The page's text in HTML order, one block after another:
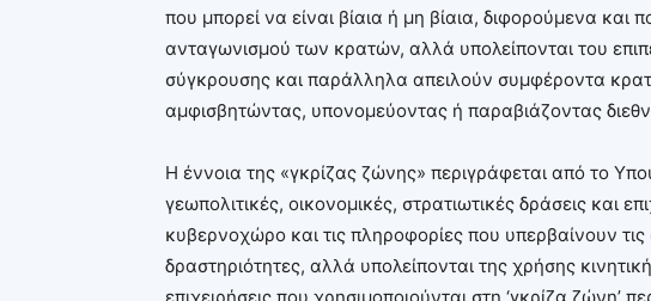
που μπορεί να είναι βίαια ή μη βίαια, διφορούμενα και
ανταγωνισμού των κρατών, αλλά υπολείπονται του
σύγκρουσης και παράλληλα απειλούν συμφέροντα
αμφισβητώντας, υπονομεύοντας ή παραβιάζοντας
Η έννοια της «γκρίζας ζώνης» περιγράφεται από το
γεωπολιτικές, οικονομικές, στρατιωτικές δράσεις και
κυβερνοχώρο και τις πληροφορίες που υπερβαίνουν τις
δραστηριότητες, αλλά υπολείπονται της χρήσης